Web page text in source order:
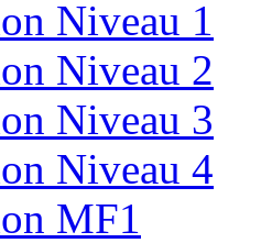
Niveau 1
Niveau 2
Niveau 3
Niveau 4
MF1